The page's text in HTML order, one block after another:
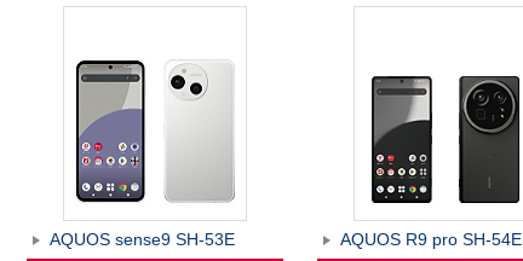
AQUOS sense9 SH-53E AQUOS R9 pro SH-54E